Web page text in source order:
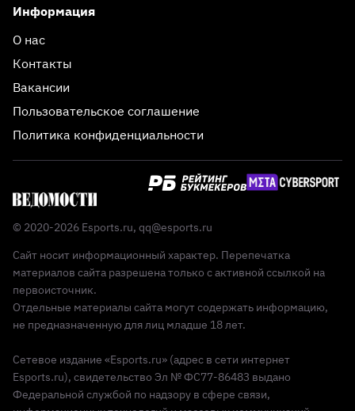
Информация
О нас
Контакты
Вакансии
Пользовательское соглашение
Политика конфиденциальности
© 2020-2026 Esports.ru, qq@esports.ru
Сайт носит информационный характер. Перепечатка
материалов сайта разрешена только с активной ссылкой на
первоисточник.
Отдельные материалы сайта могут содержать информацию,
не предназначенную для лиц младше 18 лет.
Сетевое издание «Esports.ru» (адрес в сети интернет
Esports.ru), свидетельство Эл № ФС77-86483 выдано
Федеральной службой по надзору в сфере связи,